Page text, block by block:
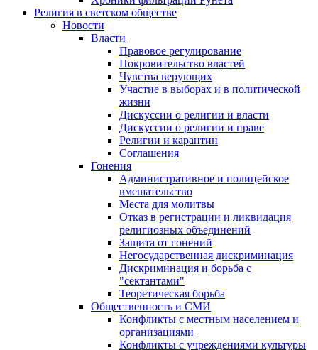
Религия в светском обществе
Новости
Власти
Правовое регулирование
Покровительство властей
Чувства верующих
Участие в выборах и в политической
жизни
Дискуссии о религии и власти
Дискуссии о религии и праве
Религии и карантин
Соглашения
Гонения
Административное и полицейское
вмешательство
Места для молитвы
Отказ в регистрации и ликвидация
религиозных объединений
Защита от гонений
Негосударственная дискриминация
Дискриминация и борьба с
"сектантами"
Теоретическая борьба
Общественность и СМИ
Конфликты с местным населением и
организациями
Конфликты с учреждениями культуры